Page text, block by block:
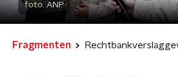
foto: ANP
Fragmenten